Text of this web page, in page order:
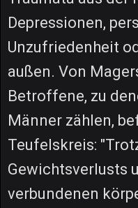
Depressionen,
Unzufriedenheit
außen. Von
Betroffene, zu
Männer zählen,
Teufelskreis:
Gewichtsverlusts
verbundenen